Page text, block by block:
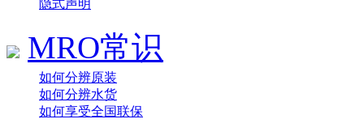
隐式声明
MRO常识
如何分辨原装
如何分辨水货
如何享受全国联保